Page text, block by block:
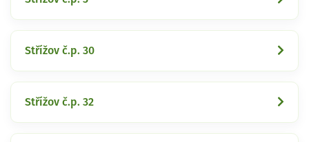
Střížov č.p. 30
Střížov č.p. 32